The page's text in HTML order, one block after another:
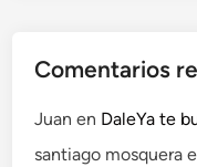
Comentarios
Juan en DaleYa te
santiago mosquera